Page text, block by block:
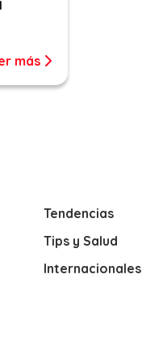
más
Tendencias
Tips y Salud
Internacionales